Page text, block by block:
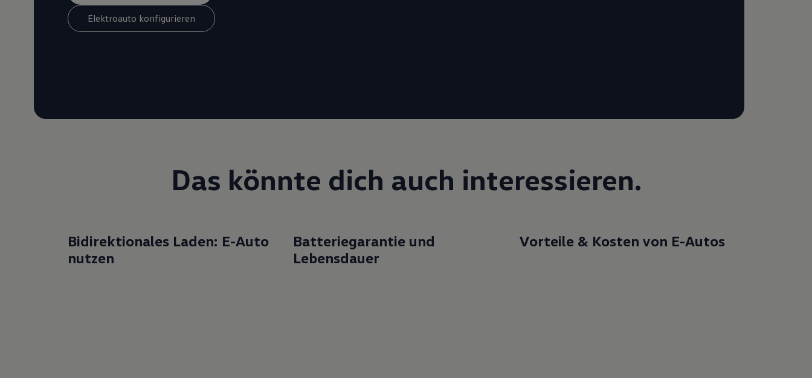
Elektroauto konfigurieren
Das könnte dich auch interessieren.
Bidirektionales Laden: E-Auto
nutzen
Batteriegarantie und
Lebensdauer
Vorteile & Kosten von E-Autos